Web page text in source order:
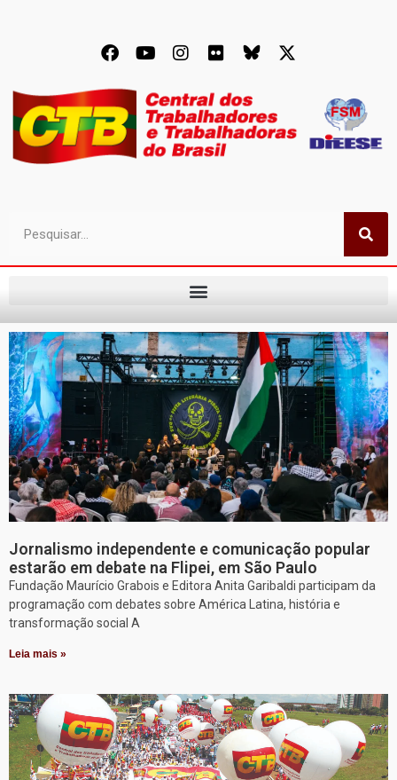
Jornalismo independente e comunicação popular
estarão em debate na Flipei, em São Paulo
Fundação Maurício Grabois e Editora Anita Garibaldi participam da
programação com debates sobre América Latina, história e
transformação social A
Leia mais »